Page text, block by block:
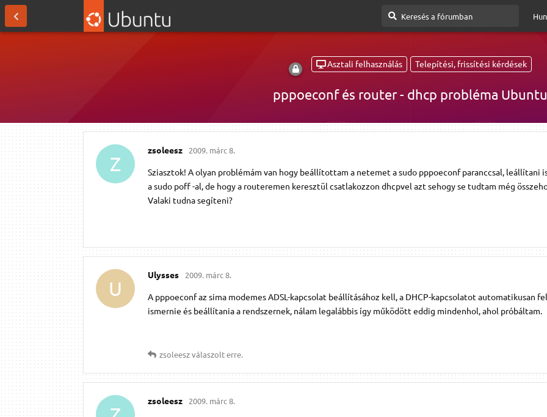
Asztali felhasználás Telepítési, frissítési kérdések
pppoeconf és router - dhcp probléma Ubuntu
Z
zsoleesz 2009. márc 8.
Sziasztok! A olyan problémám van hogy beállítottam a netemet a sudo pppoeconf paranccsal, leállítani
a sudo poff -al, de hogy a routeremen keresztül csatlakozzon dhcpvel azt sehogy se tudtam még
Valaki tudna segíteni?
U
Ulysses 2009. márc 8.
A pppoeconf az sima modemes ADSL-kapcsolat beállításához kell, a DHCP-kapcsolatot automatikusan
ismernie és beállítania a rendszernek, nálam legalábbis így működött eddig mindenhol, ahol próbáltam.
zsoleeszválaszolt erre.
zsoleesz 2009. márc 8.